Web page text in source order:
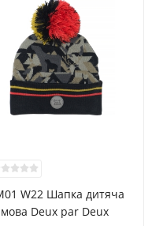
W22 Шапка дитяча
Deux par Deux